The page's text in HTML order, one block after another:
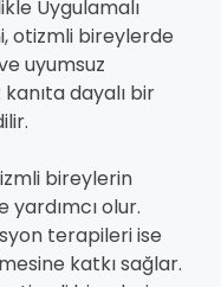
Uygulamalı
otizmli bireylerde
uyumsuz
dayalı bir
bireylerin
olur.
terapileri ise
katkı sağlar.